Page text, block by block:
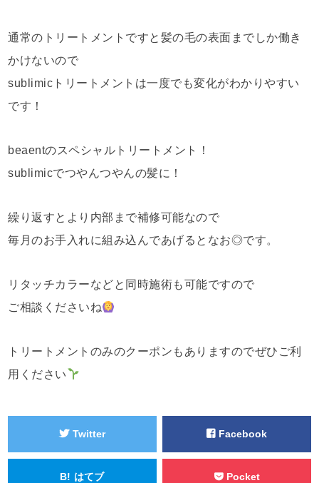
通常のトリートメントですと髪の毛の表面までしか働き
かけないので
sublimicトリートメントは一度でも変化がわかりやすい
です！
beaentのスペシャルトリートメント！
sublimicでつやんつやんの髪に！
繰り返すとより内部まで補修可能なので
毎月のお手入れに組み込んであげるとなお◎です。
リタッチカラーなどと同時施術も可能ですので
ご相談くださいね
トリートメントのみのクーポンもありますのでぜひご利
用ください
Twitter Facebook
B! はてブ Pocket